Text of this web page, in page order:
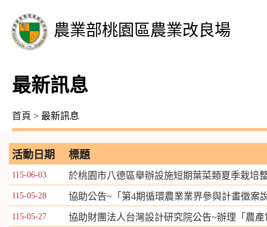
農業部桃園區農業改良場
最新訊息
首頁 > 最新訊息
活動日期 標題
115-06-03 於桃園市八德區舉辦設施短期葉菜類夏季栽培
115-05-28 協助公告~「第4期循環農業業界參與計畫徵案
115-05-27 協助財團法人台灣設計研究院公告~辦理「農